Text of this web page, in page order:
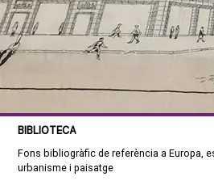
BIBLIOTECA
Fons bibliogràfic de referència a Europa,
urbanisme i paisatge